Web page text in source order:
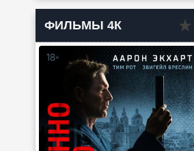
ФИЛЬМЫ 4К